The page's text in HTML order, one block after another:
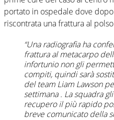
portato in ospedale dove
riscontrata una frattura al
“Una radiografia ha
frattura al metacarpo
infortunio non gli
compiti, quindi sarà
del team Liam Lawson
settimana . La squadra
recupero il più rapido
breve comunicato della